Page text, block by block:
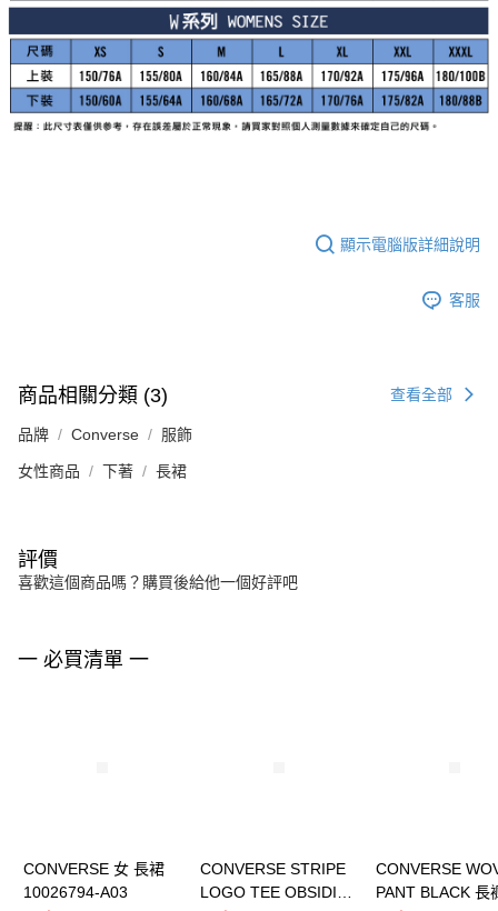
顯示電腦版詳細說明
客服
商品相關分類 (3) 查看全部
品牌 Converse 服飾
女性商品 下著 長裙
評價
喜歡這個商品嗎？購買後給他一個好評吧
一 必買清單 一
CONVERSE 女 長裙
10026794-A03
CONVERSE STRIPE
LOGO TEE OBSIDIAN
CONVERSE
PANT BLACK 長